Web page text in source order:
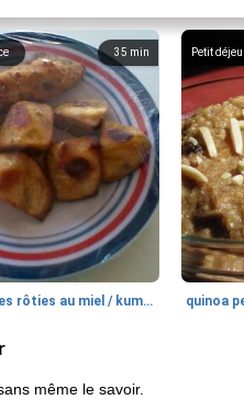
35 min
patates douces rôties au miel / kumara
Petit
quinoa
même le savoir.